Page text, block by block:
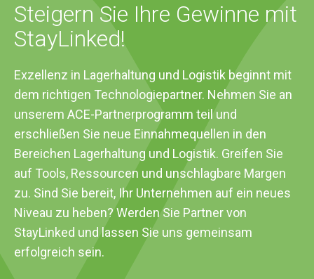
Steigern Sie Ihre Gewinne mit
StayLinked!
Exzellenz in Lagerhaltung und Logistik beginnt mit
dem richtigen Technologiepartner. Nehmen Sie an
unserem ACE-Partnerprogramm teil und
erschließen Sie neue Einnahmequellen in den
Bereichen Lagerhaltung und Logistik. Greifen Sie
auf Tools, Ressourcen und unschlagbare Margen
zu. Sind Sie bereit, Ihr Unternehmen auf ein neues
Niveau zu heben? Werden Sie Partner von
StayLinked und lassen Sie uns gemeinsam
erfolgreich sein.